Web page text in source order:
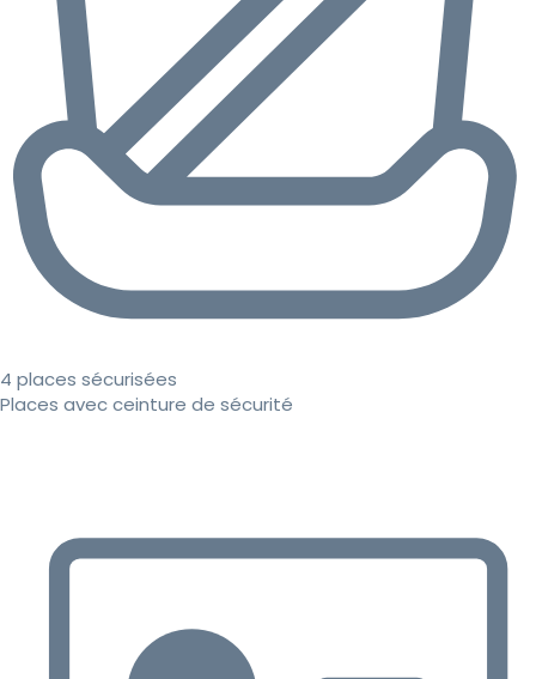
4 places sécurisées
Places avec ceinture de sécurité